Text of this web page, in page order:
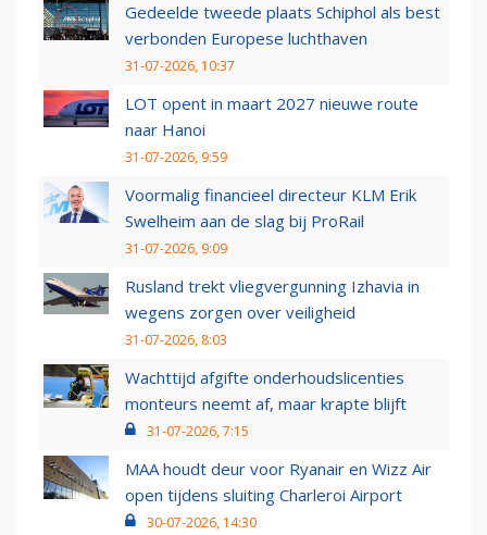
Gedeelde tweede plaats Schiphol als best
verbonden Europese luchthaven
31-07-2026, 10:37
LOT opent in maart 2027 nieuwe route
naar Hanoi
31-07-2026, 9:59
Voormalig financieel directeur KLM Erik
Swelheim aan de slag bij ProRail
31-07-2026, 9:09
Rusland trekt vliegvergunning Izhavia in
wegens zorgen over veiligheid
31-07-2026, 8:03
Wachttijd afgifte onderhoudslicenties
monteurs neemt af, maar krapte blijft
31-07-2026, 7:15
MAA houdt deur voor Ryanair en Wizz Air
open tijdens sluiting Charleroi Airport
30-07-2026, 14:30